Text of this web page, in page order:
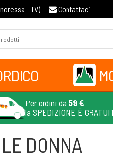
- TV) Contattaci
Per ordini da 59 €
la SPEDIZIONE È
DONNA